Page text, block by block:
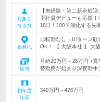
対象と
なる方
【未経験・第二新卒歓
正社員デビューも応援
16日！100％消化する先
勤務地
◎転勤なし・UIターン
OK！ 【 大阪本社 】 大
給与
月給20万円～28万円 +
替勤務が始まり深夜勤手
初年度
年収
340万円～476万円